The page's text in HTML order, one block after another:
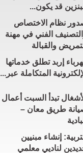
قد يكون...
نظام الاختصاص
الفني في مهنة
والقبالة
إربد تطلق خدماتها
المتكاملة عبر...
تبدأ السبت أعمال
طريق معان –
إنشاء مبنيين
لناديي معلمي